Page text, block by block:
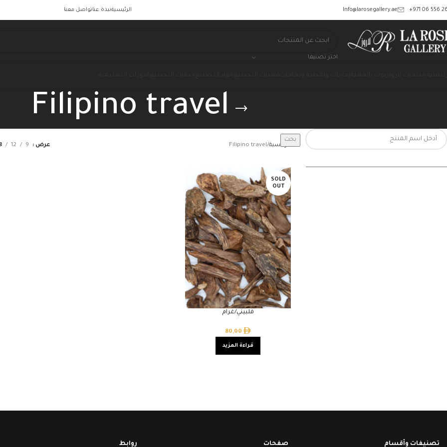
‎+971 06 556
Info@larosegallery.ae الرئيسيةنبذة عناتواصل معنا
اختر تصنيفا
Filipino travel
بحث
الرئيسية Filipino travel عرض 9
12
SOLD
OUT
فلبيني/غرام
80,00
قراءة المزيد
تصنيفات وأقسام صفحات روابط